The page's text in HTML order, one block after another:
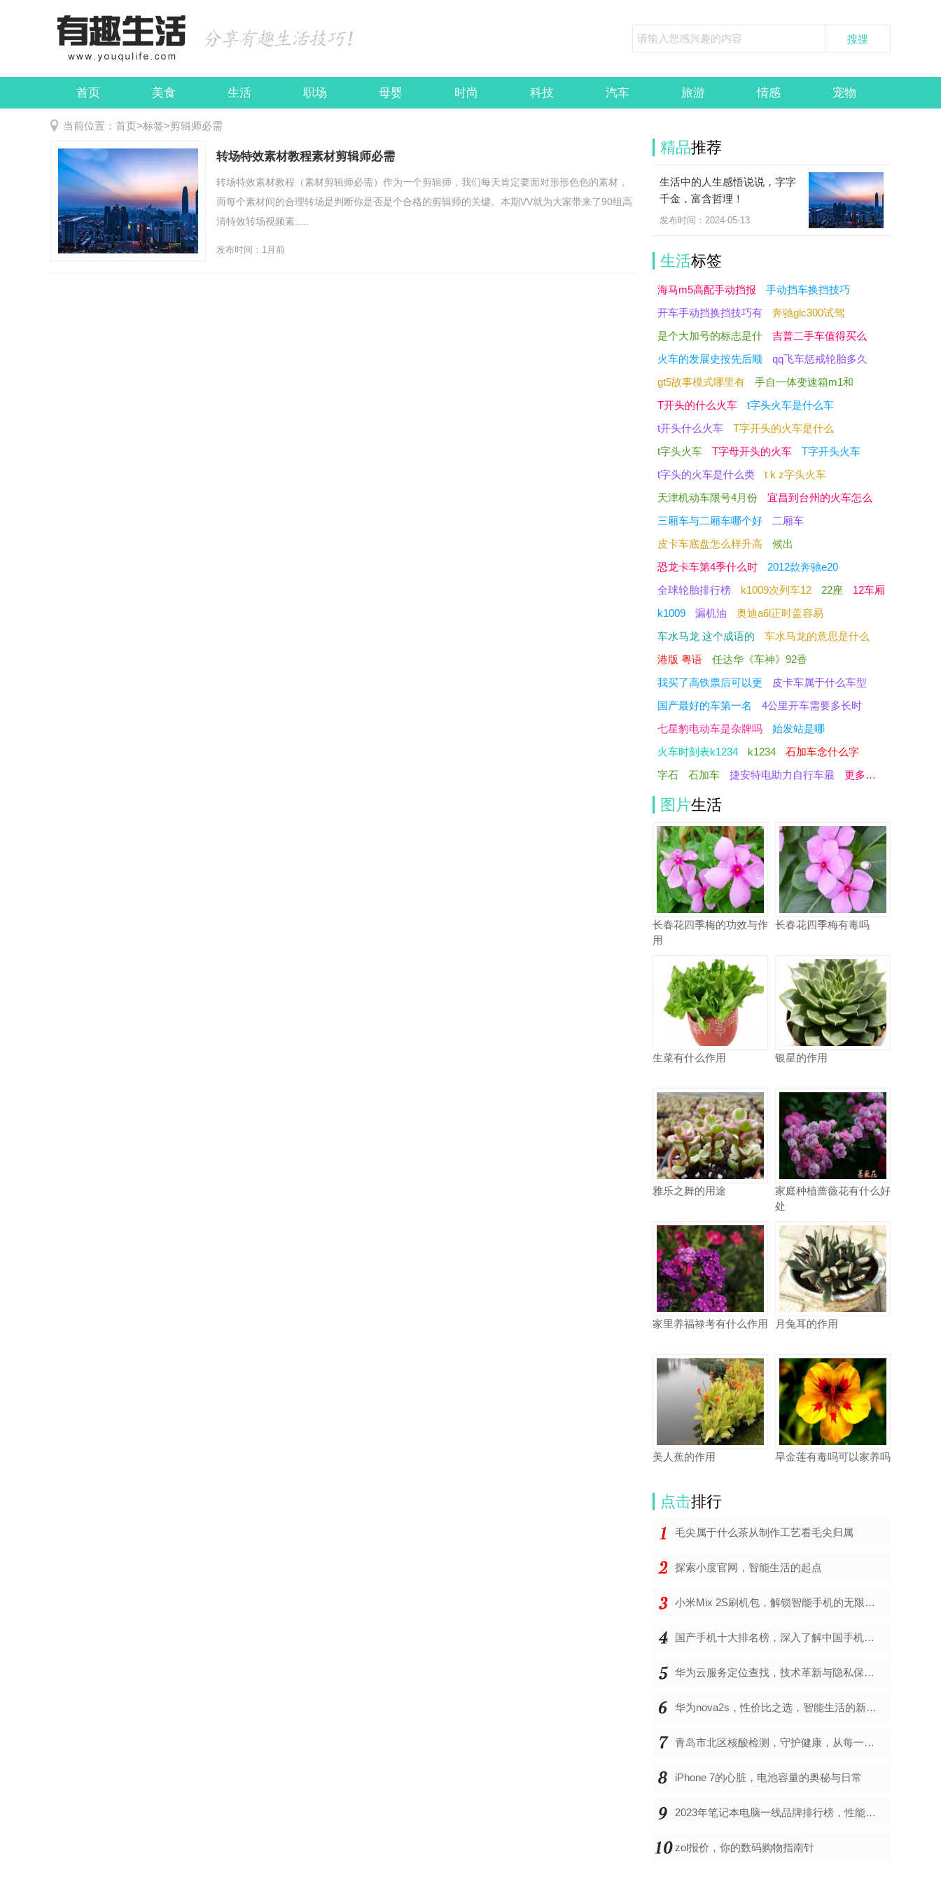
首页 美食 生活 职场 母婴 时尚 科技 汽车 旅游 情感 宠物
娱乐 民俗
当前位置： 首页>标签>剪辑师必需
转场特效素材教程素材剪辑师必需
转场特效素材教程（素材剪辑师必需）​作为一个剪辑师，我们每天肯定要面对形形色色的素材，
而每个素材间的合理转场是判断你是否是个合格的剪辑师的关键。本期VV就为大家带来了90组高
清特效转场视频素.....
发布时间：1月前
精品推荐
生活中的人生感悟说说，字字
千金，富含哲理！
发布时间：2024-05-13
生活标签
海马m5高配手动挡报
手动挡车换挡技巧
开车手动挡换挡技巧有
奔驰glc300试驾
是个大加号的标志是什
吉普二手车值得买么
火车的发展史按先后顺
qq飞车惩戒轮胎多久
gt5故事模式哪里有
手自一体变速箱m1和
T开头的什么火车
t字头火车是什么车
t开头什么火车
T字开头的火车是什么
t字头火车
T字母开头的火车
T字开头火车
t字头的火车是什么类
t k z字头火车
天津机动车限号4月份
宜昌到台州的火车怎么
三厢车与二厢车哪个好
二厢车
皮卡车底盘怎么样升高
候出
恐龙卡车第4季什么时
2012款奔驰e20
全球轮胎排行榜
k1009次列车12 22座
12车厢
k1009
漏机油
奥迪a6l正时盖容易
车水马龙 这个成语的
车水马龙的意思是什么
港版 粤语
任达华《车神》92香
我买了高铁票后可以更
皮卡车属于什么车型
国产最好的车第一名
4公里开车需要多长时
七星豹电动车是杂牌吗
始发站是哪
火车时刻表k1234
k1234
石加车念什么字
字石
石加车 捷安特电助力自行车最 更多…
图片生活
长春花四季梅的功效与作
用
长春花四季梅有毒吗
生菜有什么作用 银星的作用
雅乐之舞的用途
家庭种植蔷薇花有什么好
处
家里养福禄考有什么作用 月兔耳的作用
美人蕉的作用 旱金莲有毒吗可以家养吗
点击排行
毛尖属于什么茶从制作工艺看毛尖归属
探索小度官网，智能生活的起点
小米Mix 2S刷机包，解锁智能手机的无限可能
国产手机十大排名榜，深入了解中国手机市场的佼佼者
华为云服务定位查找，技术革新与隐私保护的双重奏
华为nova2s，性价比之选，智能生活的新伙伴
青岛市北区核酸检测，守护健康，从每一次检测开始
iPhone 7的心脏，电池容量的奥秘与日常
2023年笔记本电脑一线品牌排行榜，性能、创新与用户满意度的综合考量
zol报价，你的数码购物指南针